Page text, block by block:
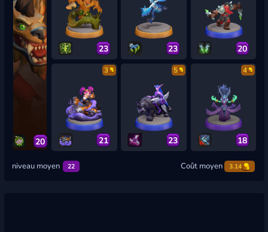
20
23 23 20
3
21
5
23
4
18
niveau moyen 22 Coût moyen 3.14